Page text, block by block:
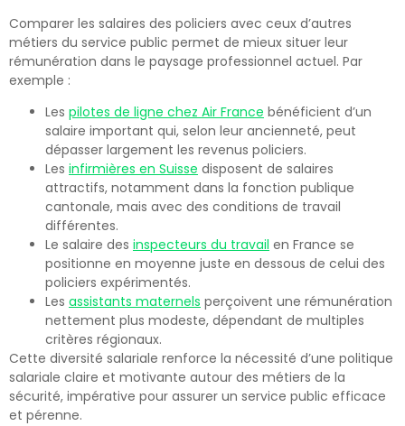
Comparer les salaires des policiers avec ceux d’autres
métiers du service public permet de mieux situer leur
rémunération dans le paysage professionnel actuel. Par
exemple :
Les pilotes de ligne chez Air France bénéficient d’un
salaire important qui, selon leur ancienneté, peut
dépasser largement les revenus policiers.
Les infirmières en Suisse disposent de salaires
attractifs, notamment dans la fonction publique
cantonale, mais avec des conditions de travail
différentes.
Le salaire des inspecteurs du travail en France se
positionne en moyenne juste en dessous de celui des
policiers expérimentés.
Les assistants maternels perçoivent une rémunération
nettement plus modeste, dépendant de multiples
critères régionaux.
Cette diversité salariale renforce la nécessité d’une politique
salariale claire et motivante autour des métiers de la
sécurité, impérative pour assurer un service public efficace
et pérenne.